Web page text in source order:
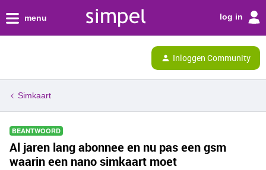
menu log in
Inloggen Community
Simkaart
BEANTWOORD
Al jaren lang abonnee en nu pas een gsm
waarin een nano simkaart moet